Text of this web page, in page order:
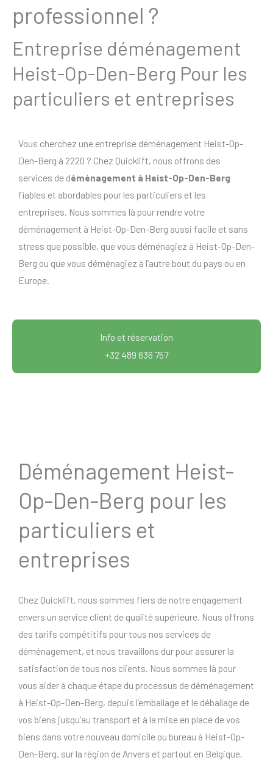
professionnel ?
Entreprise déménagement
Heist-Op-Den-Berg Pour les
particuliers et entreprises
Vous cherchez une entreprise déménagement Heist-Op-
Den-Berg à 2220 ? Chez Quicklift, nous offrons des
services de déménagement à Heist-Op-Den-Berg
fiables et abordables pour les particuliers et les
entreprises. Nous sommes là pour rendre votre
déménagement à Heist-Op-Den-Berg aussi facile et sans
stress que possible, que vous déménagiez à Heist-Op-Den-
Berg ou que vous déménagiez à l’autre bout du pays ou en
Europe.
Info et réservation
+32 489 636 757
Déménagement Heist-
Op-Den-Berg pour les
particuliers et
entreprises
Chez Quicklift, nous sommes fiers de notre engagement
envers un service client de qualité supérieure. Nous offrons
des tarifs compétitifs pour tous nos services de
déménagement, et nous travaillons dur pour assurer la
satisfaction de tous nos clients. Nous sommes là pour
vous aider à chaque étape du processus de déménagement
à Heist-Op-Den-Berg, depuis l’emballage et le déballage de
vos biens jusqu’au transport et à la mise en place de vos
biens dans votre nouveau domicile ou bureau à Heist-Op-
Den-Berg, sur la région de Anvers et partout en Belgique.